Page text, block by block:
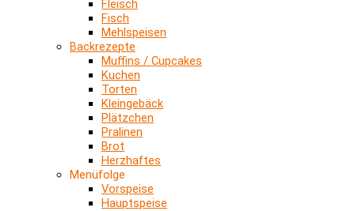
Fleisch
Fisch
Mehlspeisen
Backrezepte
Muffins / Cupcakes
Kuchen
Torten
Kleingebäck
Plätzchen
Pralinen
Brot
Herzhaftes
Menüfolge
Vorspeise
Hauptspeise